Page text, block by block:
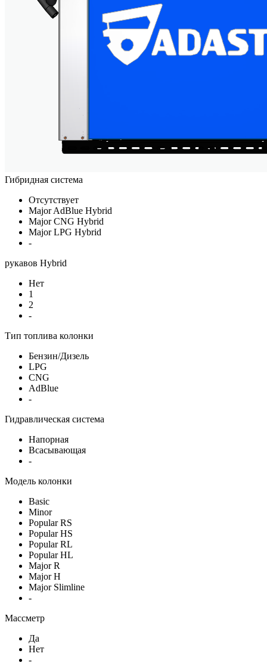
Гибридная система
Отсутствует
Major AdBlue Hybrid
Major CNG Hybrid
Major LPG Hybrid
-
рукавов Hybrid
Нет
1
2
-
Тип топлива колонки
Бензин/Дизель
LPG
CNG
AdBlue
-
Гидравлическая система
Напорная
Всасывающая
-
Модель колонки
Basic
Minor
Popular RS
Popular HS
Popular RL
Popular HL
Major R
Major H
Major Slimline
-
Массметр
Да
Нет
-